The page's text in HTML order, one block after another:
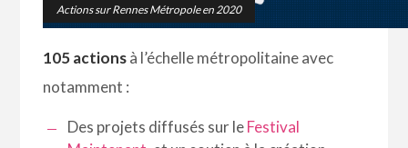
Actions sur Rennes Métropole en 2020
105 actionsà l’échelle métropolitaine avec
notamment :
Des projets diffusés sur leFestival